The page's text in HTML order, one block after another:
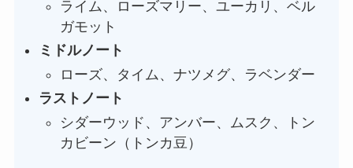
ライム、ローズマリー、ユーカリ、ベル
ガモット
ミドルノート
ローズ、タイム、ナツメグ、ラベンダー
ラストノート
シダーウッド、アンバー、ムスク、トン
カビーン（トンカ豆）